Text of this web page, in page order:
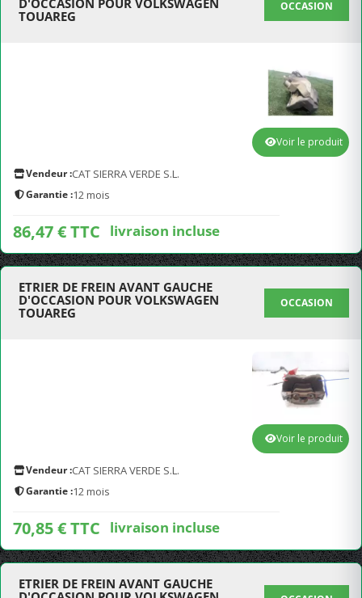
D'OCCASION POUR VOLKSWAGEN
TOUAREG
OCCASION
Vendeur :CAT SIERRA VERDE S.L.
Garantie :12 mois
86,47 € TTC livraison incluse
Voir le produit
ETRIER DE FREIN AVANT GAUCHE
D'OCCASION POUR VOLKSWAGEN
TOUAREG
OCCASION
Vendeur :CAT SIERRA VERDE S.L.
Garantie :12 mois
70,85 € TTC livraison incluse
Voir le produit
ETRIER DE FREIN AVANT GAUCHE